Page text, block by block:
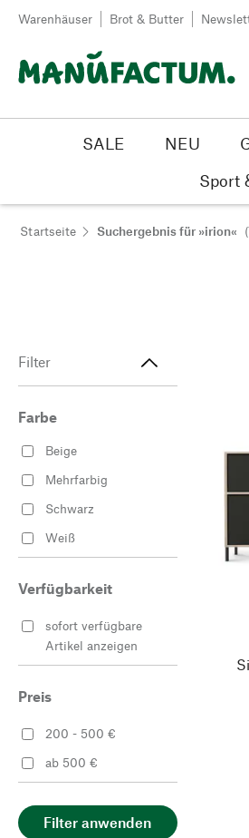
Zum Inhalt springen
Warenhäuser Brot & Butter
SALE NEU
Sport
Startseite Suchergebnis für »irion«
Filter
Farbe
Beige
Mehrfarbig
Schwarz
Weiß
Verfügbarkeit
sofort verfügbare
Artikel anzeigen
Preis
200 - 500 €
ab 500 €
Filter anwenden